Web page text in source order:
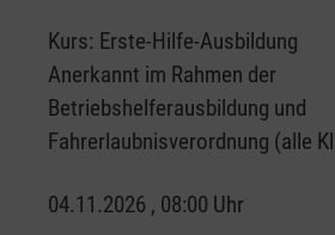
Kurs: Erste-Hilfe-Ausbildung
Anerkannt im Rahmen der
Betriebshelferausbildung und
Fahrerlaubnisverordnung (alle
04.11.2026 , 08:00 Uhr